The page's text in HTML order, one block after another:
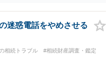
が重要だと考える事情があれば
った方からお金を援助してもら
を沢山盛り込むことだと考えま
迷惑電話をやめさせる
相続トラブル
#相続財産調査・鑑定